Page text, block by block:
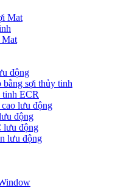
Mat
Mat
động
sợi thủy tinh
ECR
lưu động
động
lưu động
lưu động